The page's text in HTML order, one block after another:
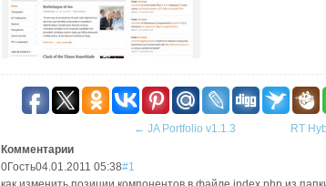
← JA Portfolio v1.1.3 RT
Комментарии
0Гость04.01.2011 05:38#1